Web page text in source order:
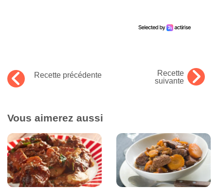
Recette précédente
Recette
suivante
Vous aimerez aussi